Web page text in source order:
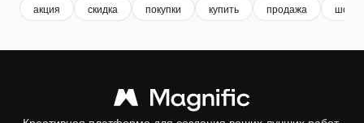
акция скидка покупки купить продажа